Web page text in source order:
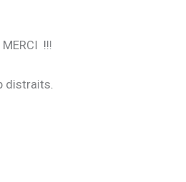
!!!
distraits.